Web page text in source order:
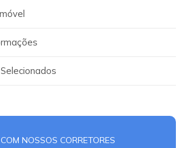
NOSSOS CORRETORES